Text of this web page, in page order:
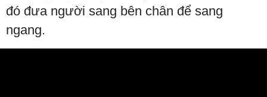
đó đưa người sang bên chân để sang
ngang.